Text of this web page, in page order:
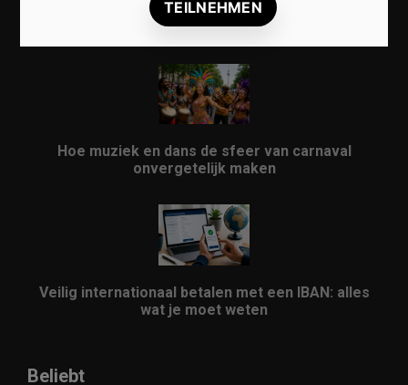
Vrijwilligers maken van carnaval een onvergetelijk
evenement
Hoe muziek en dans de sfeer van carnaval
onvergetelijk maken
Veilig internationaal betalen met een IBAN: alles
wat je moet weten
Beliebt